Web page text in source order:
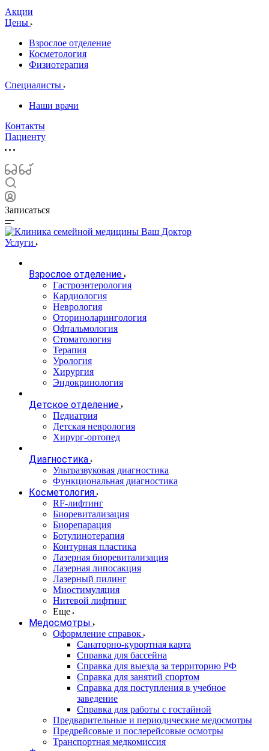
Акции
Цены
Взрослое отделение
Косметология
Физиотерапия
Специалисты
Наши врачи
Контакты
Пациенту
Записаться
Услуги
Взрослое отделение
Гастроэнтерология
Кардиология
Неврология
Оториноларингология
Офтальмология
Стоматология
Терапия
Урология
Хирургия
Эндокринология
Детское отделение
Педиатрия
Детская неврология
Хирург-ортопед
Диагностика
Ультразвуковая диагностика
Функциональная диагностика
Косметология
RF-лифтинг
Биоревитализация
Биорепарация
Ботулинотерапия
Контурная пластика
Лазерная биоревитализация
Лазерная липосакция
Лазерный пилинг
Миостимуляция
Нитевой лифтинг
Еще
Медосмотры
Оформление справок
Санаторно-курортная карта
Справка для бассейна
Справка для выезда за территорию РФ
Справка для занятий спортом
Справка для поступления в учебное
заведение
Справка для работы с гостайной
Предварительные и периодические медосмотры
Предрейсовые и послерейсовые осмотры
Транспортная медкомиссия